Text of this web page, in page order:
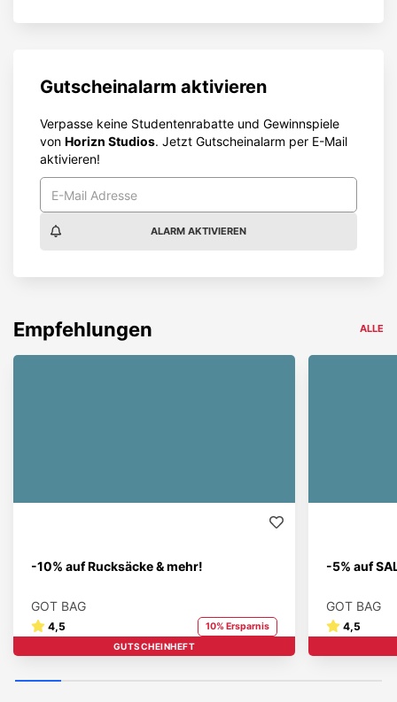
Gutscheinalarm aktivieren
Verpasse keine Studentenrabatte und Gewinnspiele
von Horizn Studios. Jetzt Gutscheinalarm per E-Mail
aktivieren!
ALARM AKTIVIEREN
Empfehlungen ALLE
-10% auf Rucksäcke & mehr!
GOT BAG
4,5 10% Ersparnis
STUDENT BRAND
GUTSCHEINHEFT
-5% auf
GOT BAG
4,5